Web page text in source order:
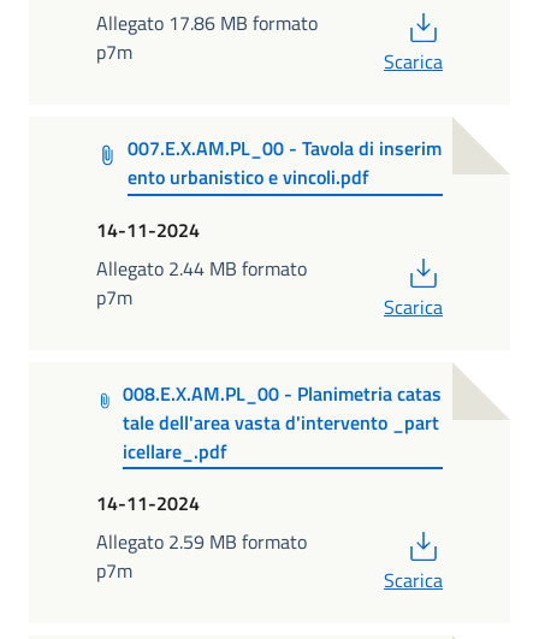
Allegato 17.86 MB formato
p7m
Scarica
007.E.X.AM.PL_00 - Tavola di inserim
ento urbanistico e vincoli.pdf
14-11-2024
Allegato 2.44 MB formato
p7m
Scarica
008.E.X.AM.PL_00 - Planimetria catas
tale dell'area vasta d'intervento _part
icellare_.pdf
14-11-2024
Allegato 2.59 MB formato
p7m
Scarica